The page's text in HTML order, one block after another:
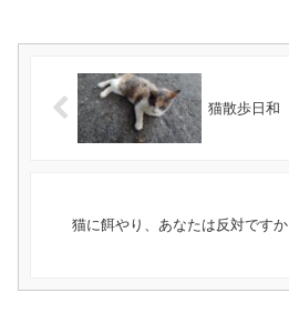
猫散歩日和
猫に餌やり、あなたは反対ですか